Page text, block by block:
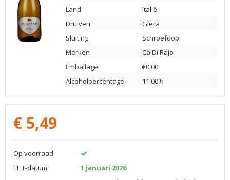
Land
Italië
Druiven
Glera
Sluiting
Schroefdop
Merken
Ca'Di Rajo
Emballage
€0,00
Alcoholpercentage
11,00%
€ 5,49
Op voorraad
THT-datum
1 januari 2026